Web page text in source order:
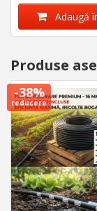
Adaugă
Produse
-38%
reducere